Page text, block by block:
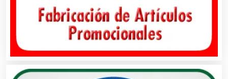
Autopartes Eléctricas
Avaluos